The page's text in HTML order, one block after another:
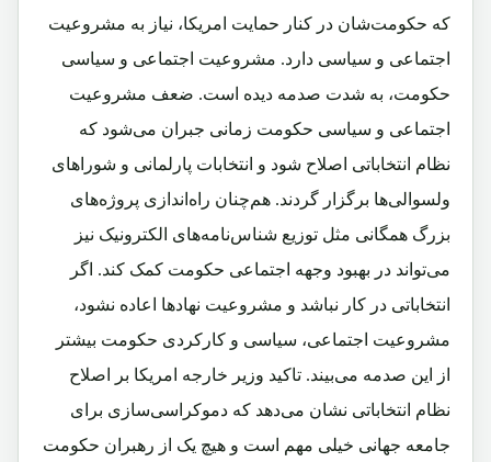
که حکومت‌شان در کنار حمایت امریکا، نیاز به مشروعیت
اجتماعی و سیاسی دارد. مشروعیت اجتماعی و سیاسی
حکومت، به شدت صدمه دیده است. ضعف مشروعیت
اجتماعی و سیاسی حکومت زمانی جبران می‌شود که
نظام انتخاباتی اصلاح شود و انتخابات پارلمانی و شورا‌های
ولسوالی‌ها برگزار گردند. هم‌چنان راه‌اندازی پروژه‌های
بزرگ همگانی مثل توزیع شناس‌نامه‌های الکترونیک نیز
می‌تواند در بهبود وجهه اجتماعی حکومت کمک کند. اگر
انتخاباتی در کار نباشد و مشروعیت نهاد‌ها اعاده نشود،
مشروعیت اجتماعی، سیاسی و کارکردی حکومت بیشتر
از این صدمه می‌بیند. تاکید وزیر خارجه امریکا بر اصلاح
نظام انتخاباتی نشان می‌دهد که دموکراسی‌سازی برای
جامعه جهانی خیلی مهم است و هیچ ‌یک از رهبران حکومت